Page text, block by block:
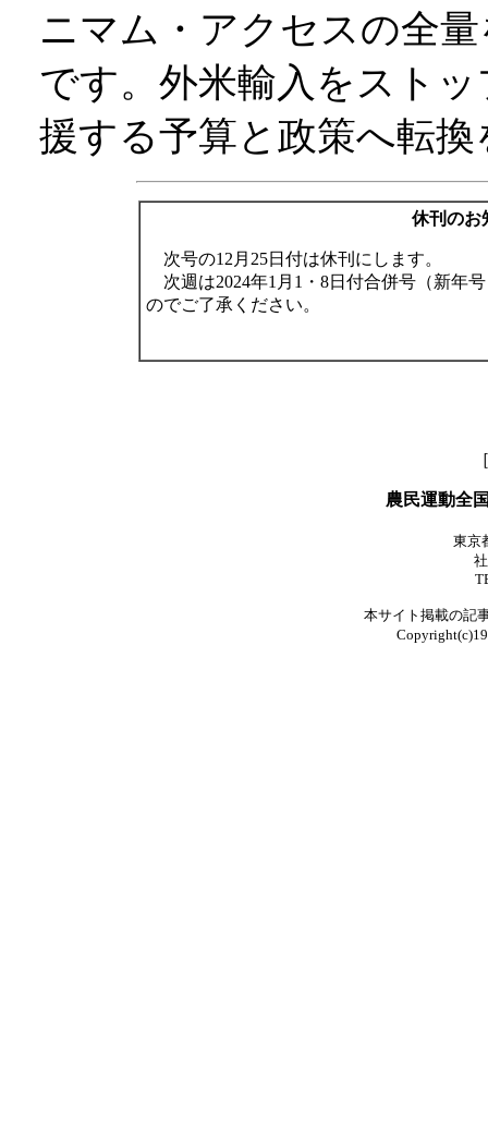
ニマム・アクセスの全
です。外米輸入をスト
援する予算と政策へ転
休刊のお
次号の12月25日付は休刊にします。
次週は2024年1月1・8日付合併号（新年
のでご了承ください。
農民運動全
東京
本サイト掲載の記